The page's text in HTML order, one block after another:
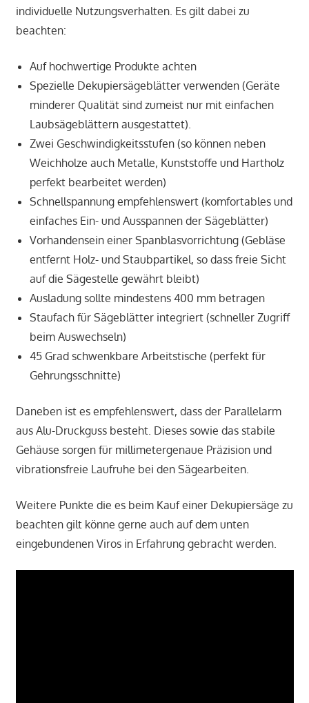
individuelle Nutzungsverhalten. Es gilt dabei zu
beachten:
Auf hochwertige Produkte achten
Spezielle Dekupiersägeblätter verwenden (Geräte
minderer Qualität sind zumeist nur mit einfachen
Laubsägeblättern ausgestattet).
Zwei Geschwindigkeitsstufen (so können neben
Weichholze auch Metalle, Kunststoffe und Hartholz
perfekt bearbeitet werden)
Schnellspannung empfehlenswert (komfortables und
einfaches Ein- und Ausspannen der Sägeblätter)
Vorhandensein einer Spanblasvorrichtung (Gebläse
entfernt Holz- und Staubpartikel, so dass freie Sicht
auf die Sägestelle gewährt bleibt)
Ausladung sollte mindestens 400 mm betragen
Staufach für Sägeblätter integriert (schneller Zugriff
beim Auswechseln)
45 Grad schwenkbare Arbeitstische (perfekt für
Gehrungsschnitte)
Daneben ist es empfehlenswert, dass der Parallelarm
aus Alu-Druckguss besteht. Dieses sowie das stabile
Gehäuse sorgen für millimetergenaue Präzision und
vibrationsfreie Laufruhe bei den Sägearbeiten.
Weitere Punkte die es beim Kauf einer Dekupiersäge zu
beachten gilt könne gerne auch auf dem unten
eingebundenen Viros in Erfahrung gebracht werden.